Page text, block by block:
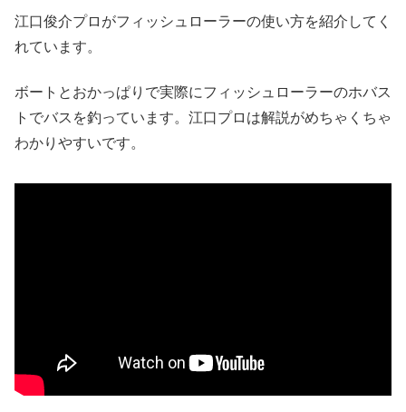
江口俊介プロがフィッシュローラーの使い方を紹介してく
れています。
ボートとおかっぱりで実際にフィッシュローラーのホバス
トでバスを釣っています。江口プロは解説がめちゃくちゃ
わかりやすいです。